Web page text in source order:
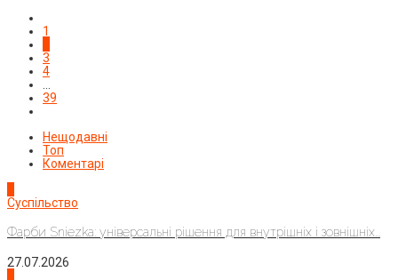
1
3
4
39
Нещодавні
Топ
Коментарі
Суспільство
Фарби Sniezka: універсальні рішення для внутрішніх і зовнішніх...
27.07.2026